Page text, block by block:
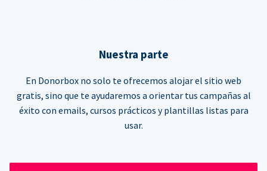
Nuestra parte
En Donorbox no solo te ofrecemos alojar el sitio web
gratis, sino que te ayudaremos a orientar tus campañas al
éxito con emails, cursos prácticos y plantillas listas para
usar.